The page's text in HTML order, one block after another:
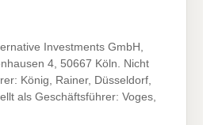
Investments GmbH,
4, 50667 Köln. Nicht
König, Rainer, Düsseldorf,
als Geschäftsführer: Voges,